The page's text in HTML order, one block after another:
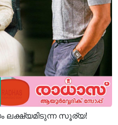
ലക്ഷ്യമിടുന്ന സൂര്യ!